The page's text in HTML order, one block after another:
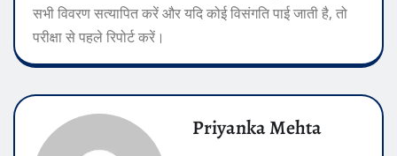
सभी विवरण सत्यापित करें और यदि कोई विसंगति पाई जाती है, तो
परीक्षा से पहले रिपोर्ट करें।
Priyanka Mehta